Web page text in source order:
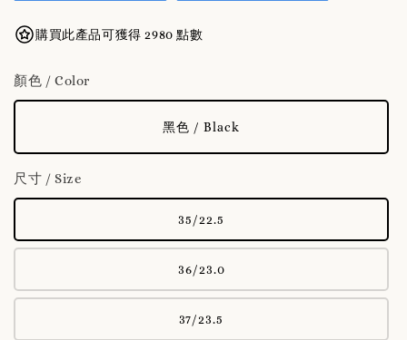
購買此產品可獲得 2980 點數
顏色 / Color
黑色 / Black
尺寸 / Size
35/22.5
36/23.0
37/23.5